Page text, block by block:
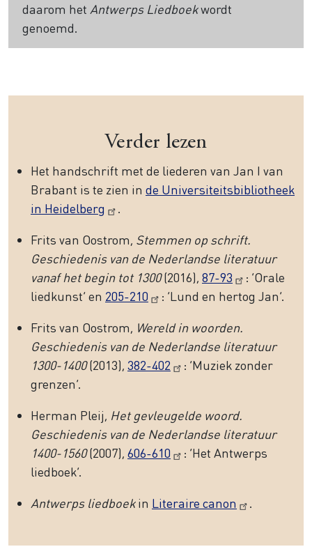
daarom het Antwerps Liedboekwordt
genoemd.
Verder lezen
Het handschrift met de liederen van Jan I van
Brabant is te zien in de Universiteitsbibliotheek
in Heidelberg
.
Frits van Oostrom, Stemmen op schrift.
Geschiedenis van de Nederlandse literatuur
vanaf het begin tot 1300(2016), 87-93
: ‘Orale
liedkunst’ en 205-210
: ‘Lund en hertog Jan’.
Frits van Oostrom, Wereld in woorden.
Geschiedenis van de Nederlandse literatuur
1300-1400(2013), 382-402
: ‘Muziek zonder
grenzen’.
Herman Pleij, Het gevleugelde woord.
Geschiedenis van de Nederlandse literatuur
1400-1560(2007), 606-610
: ‘Het Antwerps
liedboek’.
Antwerps liedboekin Literaire canon .